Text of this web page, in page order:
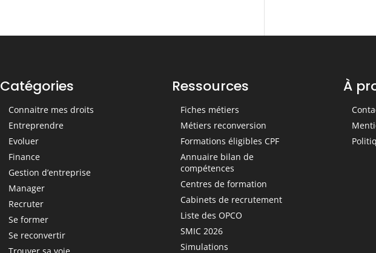
Catégories
Connaitre mes droits
Entreprendre
Evoluer
Finance
Gestion d’entreprise
Manager
Recruter
Se former
Se reconvertir
Ressources
Fiches métiers
Métiers reconversion
Formations éligibles CPF
Annuaire bilan de
compétences
Centres de formation
Cabinets de recrutement
Liste des OPCO
SMIC 2026
Simulations
À